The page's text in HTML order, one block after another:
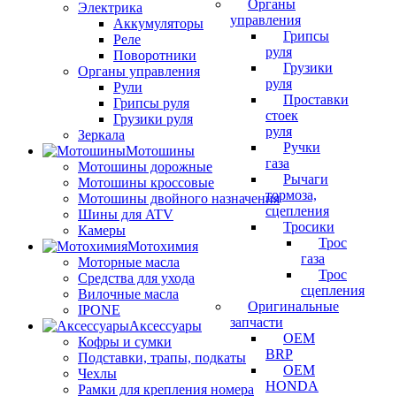
Органы
управления
Грипсы
руля
Грузики
руля
Проставки
стоек
руля
Ручки
газа
Рычаги
тормоза,
сцепления
Тросики
Трос
газа
Трос
сцепления
Оригинальные
запчасти
OEM
BRP
OEM
HONDA
Электрика
Аккумуляторы
Реле
Поворотники
Органы управления
Рули
Грипсы руля
Грузики руля
Зеркала
Мотошины
Мотошины дорожные
Мотошины кроссовые
Мотошины двойного назначения
Шины для ATV
Камеры
Мотохимия
Моторные масла
Средства для ухода
Вилочные масла
IPONE
Аксессуары
Кофры и сумки
Подставки, трапы, подкаты
Чехлы
Рамки для крепления номера